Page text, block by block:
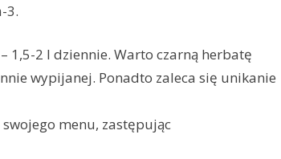
3.
1,5-2 l dziennie. Warto czarną herbatę
wypijanej. Ponadto zaleca się unikanie
menu, zastępując